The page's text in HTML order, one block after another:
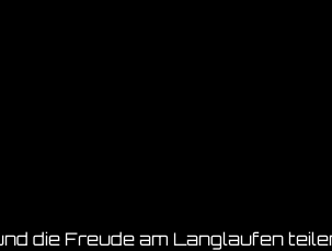
die Freude am Langlaufen